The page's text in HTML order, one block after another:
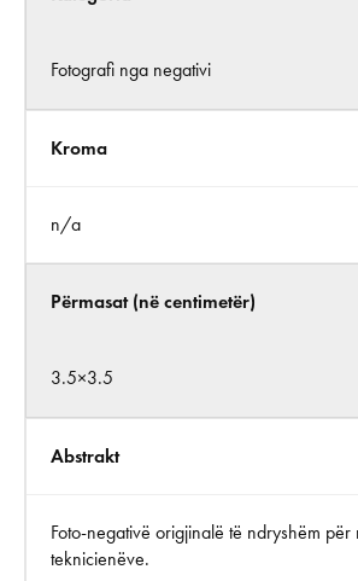
Fotografi nga negativi
Kroma
n/a
Përmasat (në centimetër)
3.5×3.5
Abstrakt
Foto-negativë origjinalë të ndryshëm për
teknicienëve.